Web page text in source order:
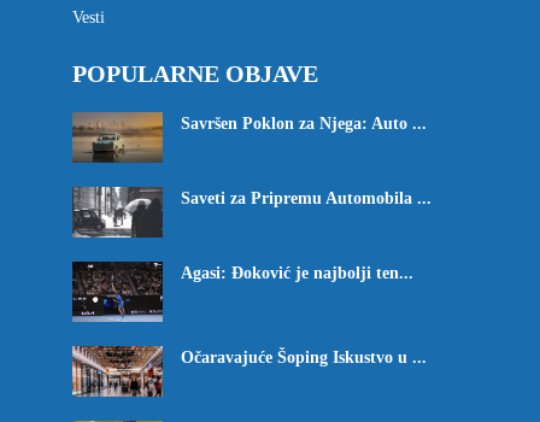
Vesti
POPULARNE OBJAVE
Savršen Poklon za Njega: Auto ...
Saveti za Pripremu Automobila ...
Agasi: Đoković je najbolji ten...
Očaravajuće Šoping Iskustvo u ...